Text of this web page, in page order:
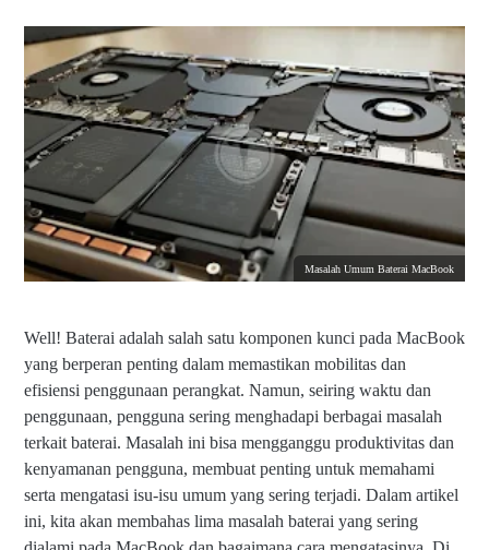
Masalah Umum Baterai MacBook
Well! Baterai adalah salah satu komponen kunci pada MacBook
yang berperan penting dalam memastikan mobilitas dan
efisiensi penggunaan perangkat. Namun, seiring waktu dan
penggunaan, pengguna sering menghadapi berbagai masalah
terkait baterai. Masalah ini bisa mengganggu produktivitas dan
kenyamanan pengguna, membuat penting untuk memahami
serta mengatasi isu-isu umum yang sering terjadi. Dalam artikel
ini, kita akan membahas lima masalah baterai yang sering